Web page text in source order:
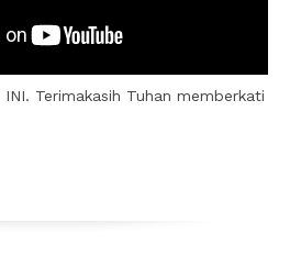
INI. Terimakasih Tuhan memberkati